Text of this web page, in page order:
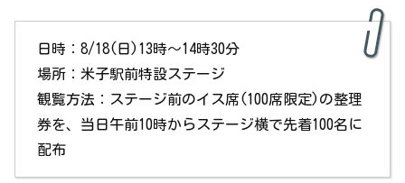
日時：8/18(日)13時～14時30分
場所：米子駅前特設ステージ
観覧方法：ステージ前のイス席(100席限定)の整理
券を、当日午前10時からステージ横で先着100名に
配布